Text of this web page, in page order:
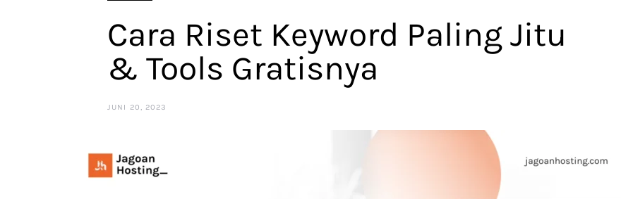
Cara Riset Keyword Paling Jitu
& Tools Gratisnya
JUNI 20, 2023